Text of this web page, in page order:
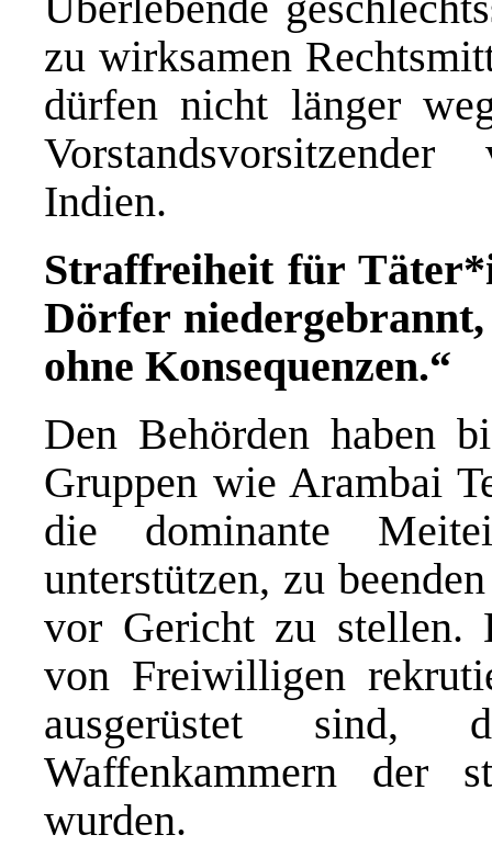
zu wirksamen
dürfen nicht länger
Indien.
Straffreiheit für
Dörfer
ohne Konsequenzen.“
Den Behörden haben
Gruppen wie Arambai
die dominante
unterstützen, zu
vor Gericht zu stellen.
von Freiwilligen
ausgerüstet sind,
Waffenkammern der
wurden.